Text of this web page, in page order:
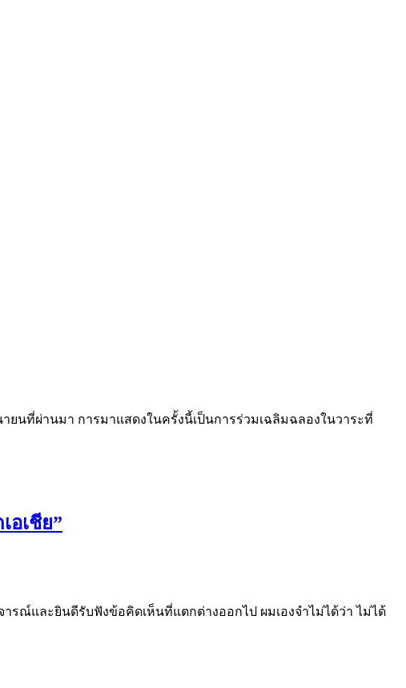
ายนที่ผ่านมา การมาแสดงในครั้งนี้เป็นการร่วมเฉลิมฉลองในวาระที่
อเชีย”
ณ์และยินดีรับฟังข้อคิดเห็นที่แตกต่างออกไป ผมเองจำไม่ได้ว่า ไม่ได้